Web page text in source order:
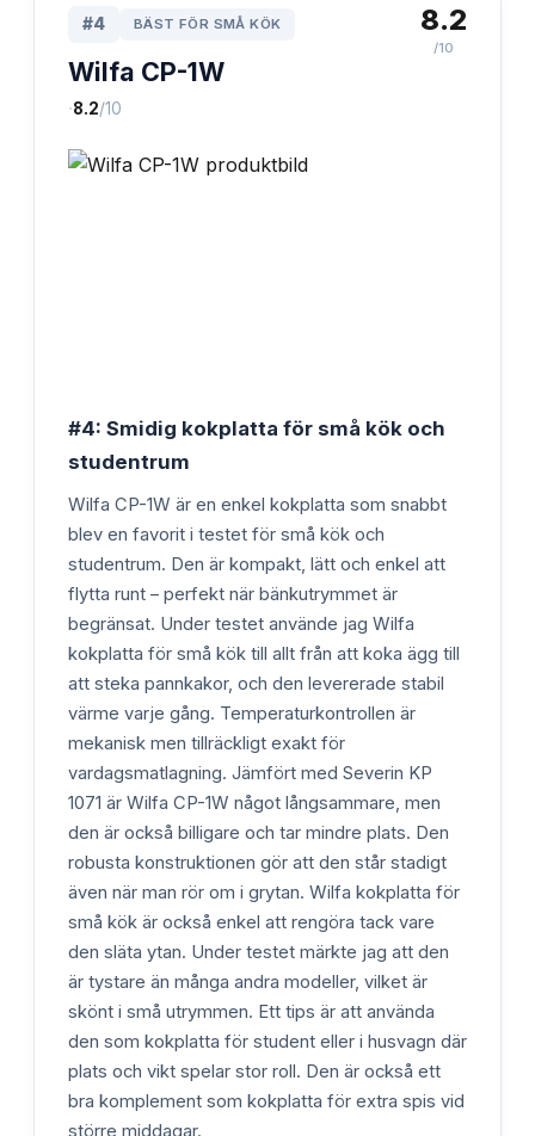
#4 BÄST FÖR SMÅ KÖK
Wilfa CP-1W
·8.2/10
8.2
/10
#4: Smidig kokplatta för små kök och
studentrum
Wilfa CP-1W är en enkel kokplatta som snabbt
blev en favorit i testet för små kök och
studentrum. Den är kompakt, lätt och enkel att
flytta runt – perfekt när bänkutrymmet är
begränsat. Under testet använde jag Wilfa
kokplatta för små kök till allt från att koka ägg till
att steka pannkakor, och den levererade stabil
värme varje gång. Temperaturkontrollen är
mekanisk men tillräckligt exakt för
vardagsmatlagning. Jämfört med Severin KP
1071 är Wilfa CP-1W något långsammare, men
den är också billigare och tar mindre plats. Den
robusta konstruktionen gör att den står stadigt
även när man rör om i grytan. Wilfa kokplatta för
små kök är också enkel att rengöra tack vare
den släta ytan. Under testet märkte jag att den
är tystare än många andra modeller, vilket är
skönt i små utrymmen. Ett tips är att använda
den som kokplatta för student eller i husvagn där
plats och vikt spelar stor roll. Den är också ett
bra komplement som kokplatta för extra spis vid
större middagar.